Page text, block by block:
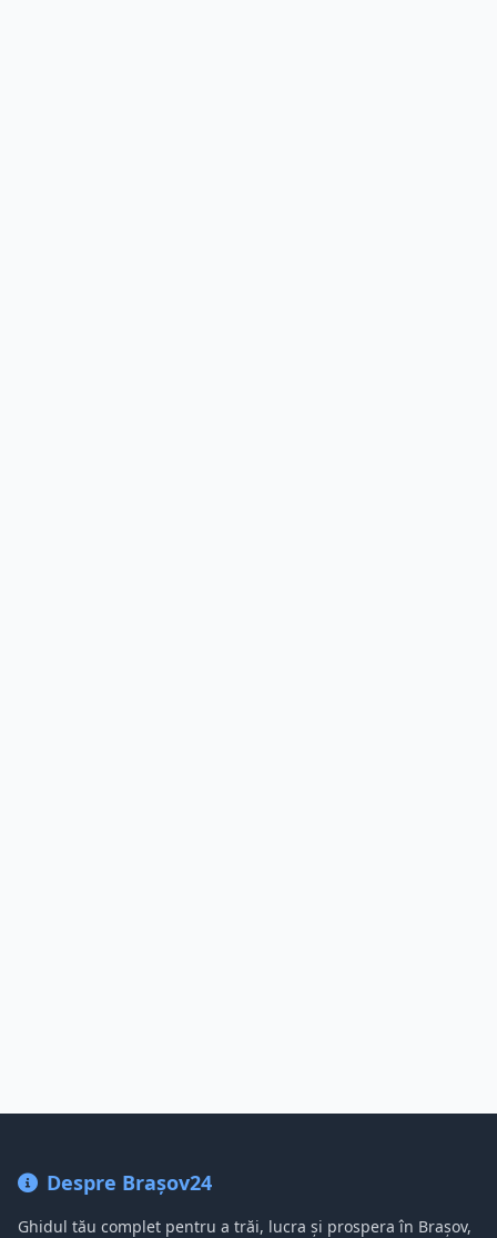
Despre Brașov24
Ghidul tău complet pentru a trăi, lucra și prospera în Brașov,